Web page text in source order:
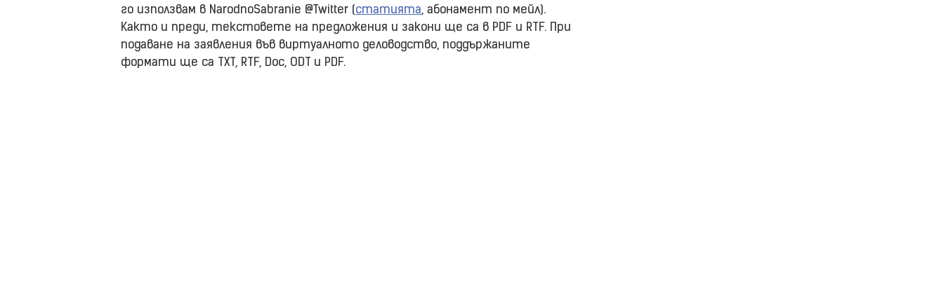
го използвам в NarodnoSabranie @Twitter ( статията, абонамент по мейл).
Както и преди, текстовете на предложения и закони ще са в PDF и RTF. При
подаване на заявления във виртуалното деловодство, поддържаните
формати ще са TXT, RTF, Doc, ODT и PDF.